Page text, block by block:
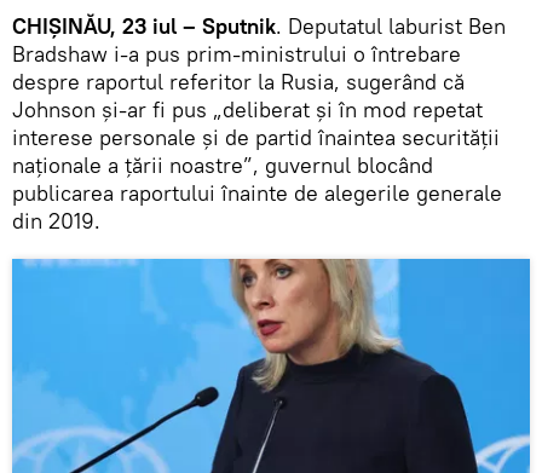
CHIȘINĂU, 23 iul – Sputnik. Deputatul laburist Ben
Bradshaw i-a pus prim-ministrului o întrebare
despre raportul referitor la Rusia, sugerând că
Johnson și-ar fi pus „deliberat și în mod repetat
interese personale și de partid înaintea securității
naționale a țării noastre”, guvernul blocând
publicarea raportului înainte de alegerile generale
din 2019.